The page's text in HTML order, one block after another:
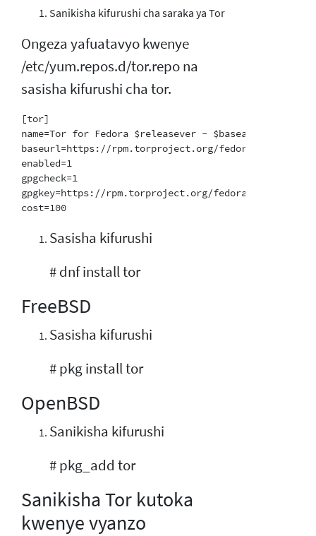
Sanikisha kifurushi cha saraka ya Tor
Ongeza yafuatavyo kwenye
/etc/yum.repos.d/tor.repo na
sasisha kifurushi cha tor.
[tor]
name=Tor for Fedora $releasever - $basearch
baseurl=https://rpm.torproject.org/fedora/
enabled=1
gpgcheck=1
gpgkey=https://rpm.torproject.org/fedora/
Sasisha kifurushi
# dnf install tor
FreeBSD
Sasisha kifurushi
# pkg install tor
OpenBSD
Sanikisha kifurushi
# pkg_add tor
Sanikisha Tor kutoka
kwenye vyanzo